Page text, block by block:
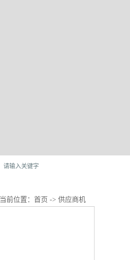
当前位置： 首页 -> 供应商机